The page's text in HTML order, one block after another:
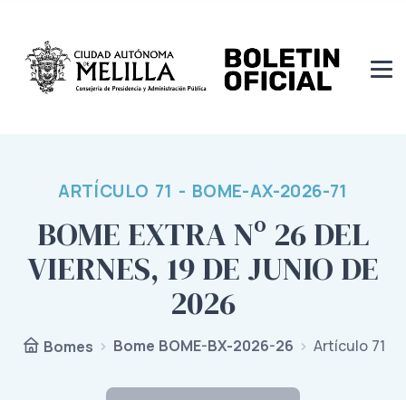
ARTÍCULO 71 - BOME-AX-2026-71
BOME EXTRA Nº 26 DEL
VIERNES, 19 DE JUNIO DE
2026
Bomes Bome BOME-BX-2026-26 Artículo 71